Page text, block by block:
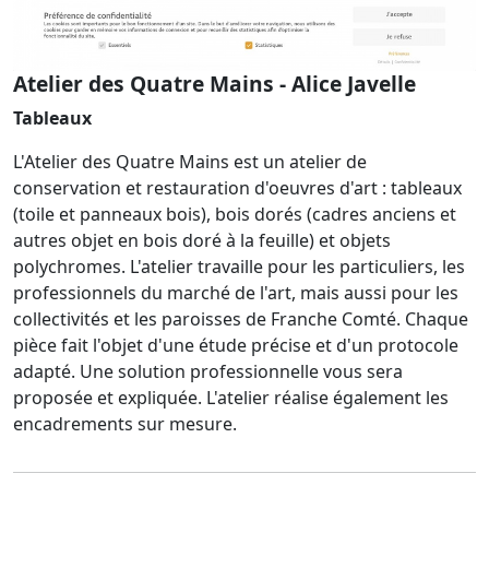
Atelier des Quatre Mains - Alice Javelle
Tableaux
L'Atelier des Quatre Mains est un atelier de
conservation et restauration d'oeuvres d'art : tableaux
(toile et panneaux bois), bois dorés (cadres anciens et
autres objet en bois doré à la feuille) et objets
polychromes. L'atelier travaille pour les particuliers, les
professionnels du marché de l'art, mais aussi pour les
collectivités et les paroisses de Franche Comté. Chaque
pièce fait l'objet d'une étude précise et d'un protocole
adapté. Une solution professionnelle vous sera
proposée et expliquée. L'atelier réalise également les
encadrements sur mesure.